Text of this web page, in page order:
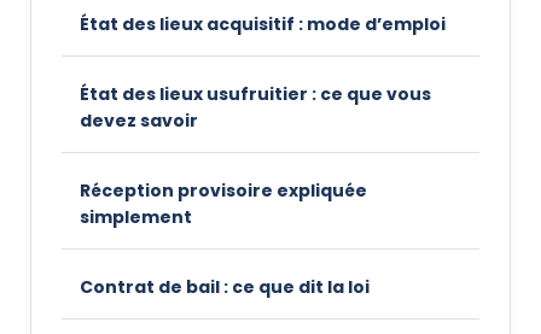
État des lieux acquisitif : mode d’emploi
État des lieux usufruitier : ce que vous
devez savoir
Réception provisoire expliquée
simplement
Contrat de bail : ce que dit la loi